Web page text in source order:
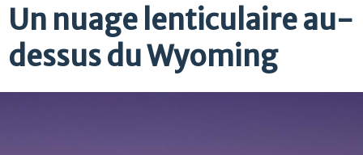
Un nuage lenticulaire au-
dessus du Wyoming